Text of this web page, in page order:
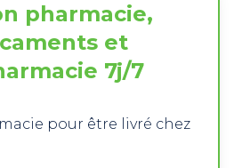
pharmacie,
et
7j/7
pour être livré chez